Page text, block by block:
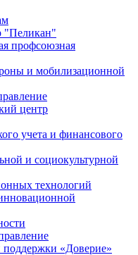
"Пеликан"
профсоюзная
и мобилизационной
центр
учета и финансового
и социокультурной
технологий
поддержки «Доверие»